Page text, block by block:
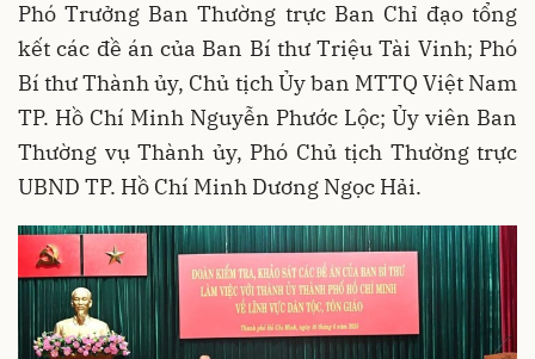
Phó Trưởng Ban Thường trực Ban Chỉ đạo tổng
kết các đề án của Ban Bí thư Triệu Tài Vinh; Phó
Bí thư Thành ủy, Chủ tịch Ủy ban MTTQ Việt Nam
TP. Hồ Chí Minh Nguyễn Phước Lộc; Ủy viên Ban
Thường vụ Thành ủy, Phó Chủ tịch Thường trực
UBND TP. Hồ Chí Minh Dương Ngọc Hải.